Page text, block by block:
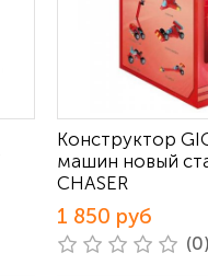
Конструктор
машин новый
CHASER
1 850 руб